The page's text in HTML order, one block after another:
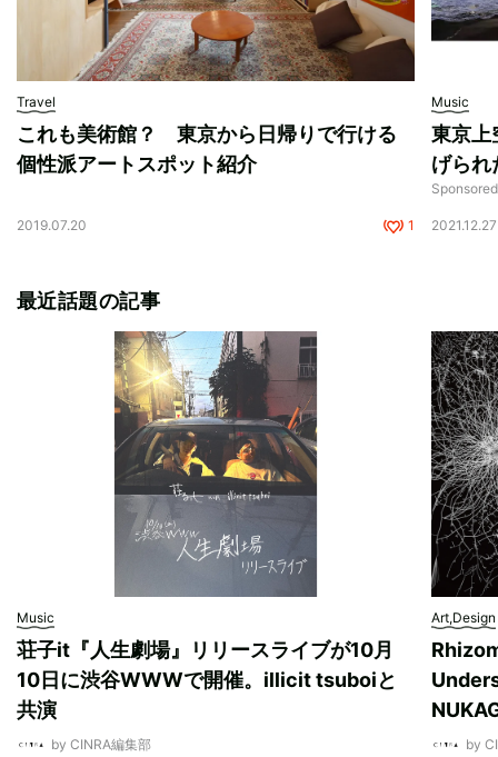
Travel
これも美術館？ 東京から日帰りで行ける
個性派アートスポット紹介
2019.07.20 1
Music
東京上
げられ
2021.12.27
最近話題の記事
Music
荘子it『人生劇場』リリースライブが10月
10日に渋谷WWWで開催。illicit tsuboiと
共演
by CINRA編集部
Art,Design
by